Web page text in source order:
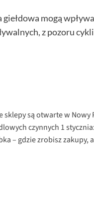
mogą
z pozoru
sklepy są otwarte w Nowy
czynnych 1
– gdzie zrobisz zakupy,